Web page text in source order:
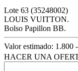
Lote 63 (35248002)
LOUIS VUITTON.
Bolso Papillon BB.
Valor estimado: 1.800
HACER UNA